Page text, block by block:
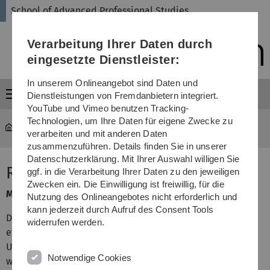
Direkt
Direkt
Direkt
(Sprache,
Drucken,
Media)
Direkt
Direkt
School of Advanced Professional Studies
Menü
...
Recht und Ethik in der IT
Modulgruppe: Informatik
Das Modul behandelt die grundlegenden rechtlichen und
ethischen Rahmenbedingungen zum
Umgang mit personenbezogenen Daten im Unternehmen
weiteren Aspekten.
Verarbeitung Ihrer Daten durch
eingesetzte Dienstleister:
In unserem Onlineangebot sind Daten und
Dienstleistungen von Fremdanbietern integriert.
YouTube und Vimeo benutzen Tracking-
Technologien, um Ihre Daten für eigene Zwecke zu
verarbeiten und mit anderen Daten
zusammenzuführen. Details finden Sie in unserer
Datenschutzerklärung. Mit Ihrer Auswahl willigen Sie
ggf. in die Verarbeitung Ihrer Daten zu den jeweiligen
Zwecken ein. Die Einwilligung ist freiwillig, für die
Nutzung des Onlineangebotes nicht erforderlich und
kann jederzeit durch Aufruf des Consent Tools
widerrufen werden.
Notwendige Cookies